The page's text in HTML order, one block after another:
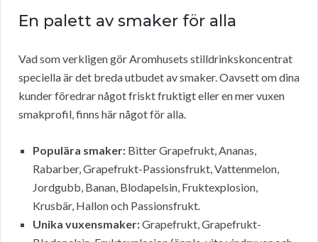
En palett av smaker för alla
Vad som verkligen gör Aromhusets stilldrinkskoncentrat
speciella är det breda utbudet av smaker. Oavsett om dina
kunder föredrar något friskt fruktigt eller en mer vuxen
smakprofil, finns här något för alla.
Populära smaker: Bitter Grapefrukt, Ananas,
Rabarber, Grapefrukt-Passionsfrukt, Vattenmelon,
Jordgubb, Banan, Blodapelsin, Fruktexplosion,
Krusbär, Hallon och Passionsfrukt.
Unika vuxensmaker:Grapefrukt, Grapefrukt-